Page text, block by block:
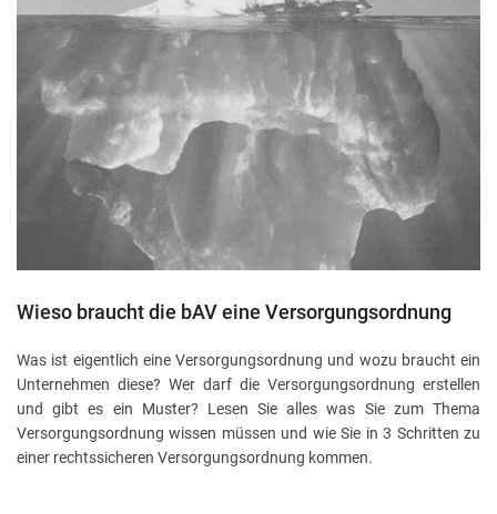
Wieso braucht die bAV eine Versorgungsordnung
Was ist eigentlich eine Versorgungsordnung und wozu braucht ein
Unternehmen diese? Wer darf die Versorgungsordnung erstellen
und gibt es ein Muster? Lesen Sie alles was Sie zum Thema
Versorgungsordnung wissen müssen und wie Sie in 3 Schritten zu
einer rechtssicheren Versorgungsordnung kommen.